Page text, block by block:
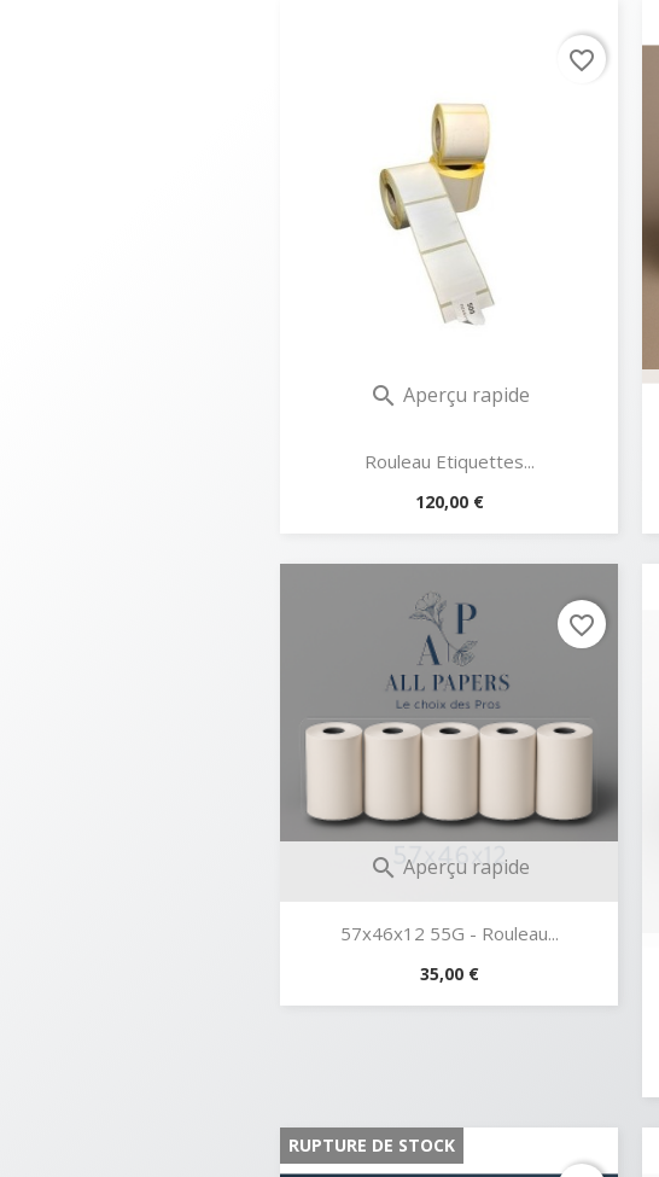
 Aperçu rapide
Rouleau Etiquettes...
Prix
120,00 €
favorite_border
 Aperçu rapide
57x46x12 55G - Rouleau...
Prix
35,00 €
favorite_border
RUPTURE DE STOCK